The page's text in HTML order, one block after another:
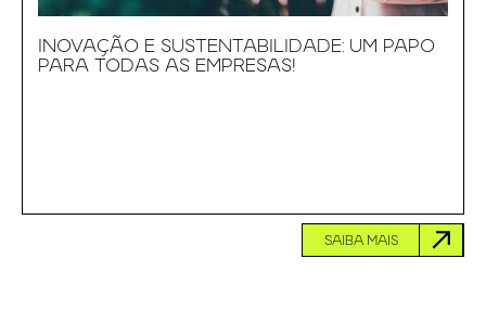
INOVAÇÃO E SUSTENTABILIDADE: UM PAPO
PARA TODAS AS EMPRESAS!
SAIBA MAIS